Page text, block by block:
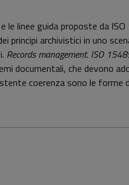
le linee guida proposte da
principi archivistici in uno
Records management. ISO
documentali, che devono
coerenza sono le